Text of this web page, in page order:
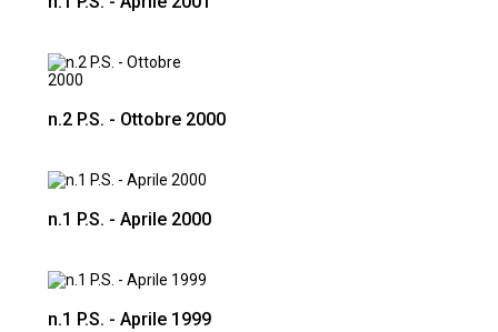
n.2 P.S. - Ottobre 2000
n.1 P.S. - Aprile 2000
n.1 P.S. - Aprile 1999